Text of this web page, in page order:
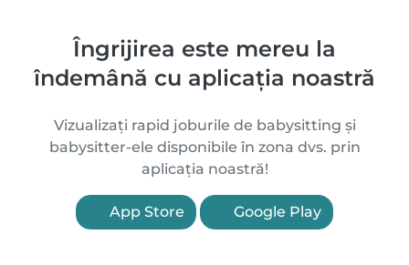
Îngrijirea este mereu la
îndemână cu aplicația noastră
Vizualizați rapid joburile de babysitting și
babysitter-ele disponibile în zona dvs. prin
aplicația noastră!
App Store Google Play